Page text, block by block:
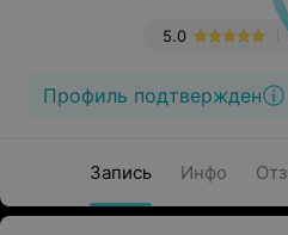
5.0
Профиль подтвержден
Запись Инфо